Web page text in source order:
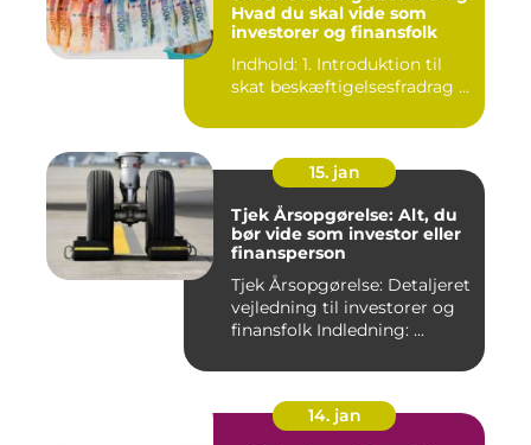
Hvad du skal vide som
investorer og finansfolk
Indhold: 1. Introduktion til
skat beskæftigelsesfradrag ...
15. jan
Tjek Årsopgørelse: Alt, du
bør vide som investor eller
finansperson
Tjek Årsopgørelse: Detaljeret
vejledning til investorer og
finansfolk Indledning: ...
14. jan